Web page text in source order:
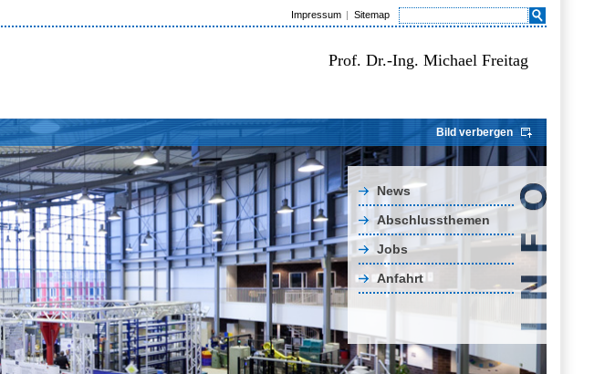
Impressum Sitemap
Prof. Dr.-Ing. Michael Freitag
Bild verbergen
News
Abschlussthemen
Jobs
Anfahrt